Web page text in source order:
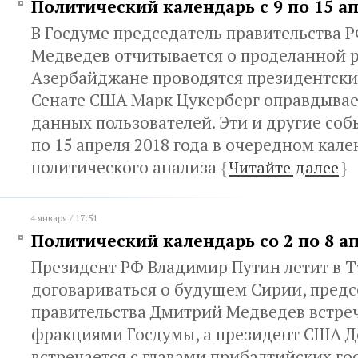
Политический календарь с 9 по 15
В Госдуме председатель правительства
Медведев отчитывается о проделанной
Азербайджане проводятся
Сенате США Марк Цукерберг
данных пользователей. Эти и другие
по 15 апреля 2018 года в очередном
политического анализа {Читайте далее}
4 января / 17:51
Политический календарь со 2 по 8
Президент РФ Владимир Путин летит в
договариваться о будущем Сирии,
правительства Дмитрий Медведев
фракциями Госдумы, а президент США